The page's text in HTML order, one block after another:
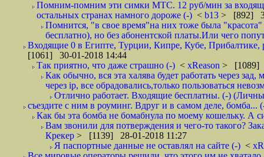
Помним-помним эти симки МТС. 12 руб/мин за
остальных странах намного дороже (-) < b13 > [892]
Помнится, "в свое время"на них тоже была
бесплатно), но без абонентской платы.Или чего
Входящие 0 в Египте, Турции, Кипре, Кубе,
[1061] 30-01-2018 14:44
Так приятно, что даже страшно (-) < xReason > [1089]
Как обычно, вся эта халява будет работать через
через ip, все обрадовались,только пользоваться
Отлично работает. Входящие бесплатны. (-)
съездите с ним в роуминг. Вдруг и в самом деле, бомба...
Как бы эта бомба не бомабнула по моему кошельку. А
Вам звонили для потверждения и чего-то такого?
Крекер > [1139] 28-01-2018 11:27
Я паспортные данные не оставлял на сайте (-) <